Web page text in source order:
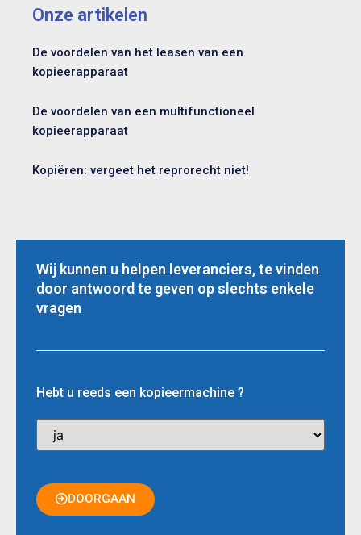
Onze artikelen
De voordelen van het leasen van een
kopieerapparaat
De voordelen van een multifunctioneel
kopieerapparaat
Kopiëren: vergeet het reprorecht niet!
Wij kunnen u helpen leveranciers, te vinden
door antwoord te geven op slechts enkele
vragen
Hebt u reeds een kopieermachine ?
DOORGAAN